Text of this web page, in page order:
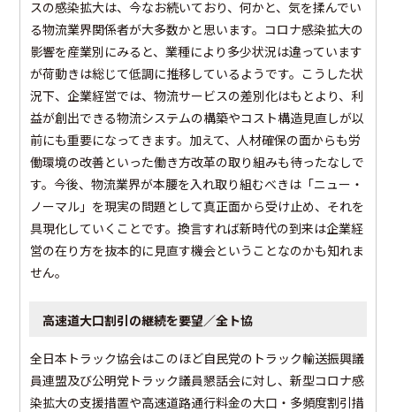
スの感染拡大は、今なお続いており、何かと、気を揉んでい
る物流業界関係者が大多数かと思います。コロナ感染拡大の
影響を産業別にみると、業種により多少状況は違っています
が荷動きは総じて低調に推移しているようです。こうした状
況下、企業経営では、物流サービスの差別化はもとより、利
益が創出できる物流システムの構築やコスト構造見直しが以
前にも重要になってきます。加えて、人材確保の面からも労
働環境の改善といった働き方改革の取り組みも待ったなしで
す。今後、物流業界が本腰を入れ取り組むべきは「ニュー・
ノーマル」を現実の問題として真正面から受け止め、それを
具現化していくことです。換言すれば新時代の到来は企業経
営の在り方を抜本的に見直す機会ということなのかも知れま
せん。
高速道大口割引の継続を要望／全ト協
全日本トラック協会はこのほど自民党のトラック輸送振興議
員連盟及び公明党トラック議員懇話会に対し、新型コロナ感
染拡大の支援措置や高速道路通行料金の大口・多頻度割引措